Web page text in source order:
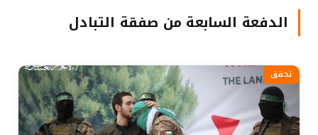
الدفعة السابعة من صفقة التبادل
تحقق